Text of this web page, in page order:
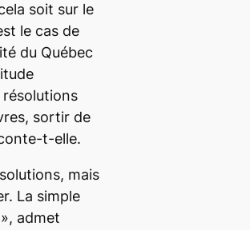
soit sur le
le cas de
du Québec
résolutions
sortir de
t-elle.
mais
La simple
», admet